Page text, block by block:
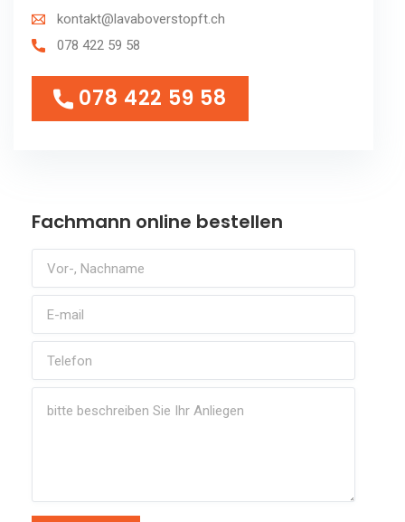
kontakt@lavaboverstopft.ch
078 422 59 58
078 422 59 58
078 422 59 58
Fachmann online bestellen